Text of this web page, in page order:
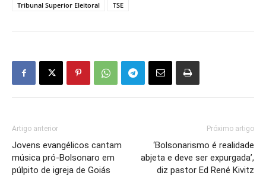
Tribunal Superior Eleitoral
TSE
Artigo anterior
Jovens evangélicos cantam
música pró-Bolsonaro em
púlpito de igreja de Goiás
Próximo artigo
‘Bolsonarismo é realidade
abjeta e deve ser expurgada’,
diz pastor Ed René Kivitz